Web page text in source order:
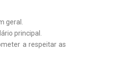
geral.
principal.
a respeitar as